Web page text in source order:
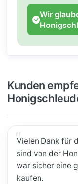
Wir
Kunden
Vielen Dank für
sind von der
war sicher eine
kaufen.